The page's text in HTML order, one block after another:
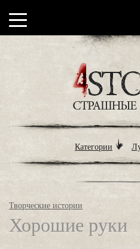
Категории
Творческие истории
Хорошие руки